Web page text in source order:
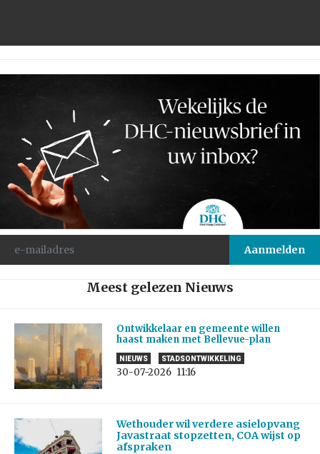
Meest gelezen Nieuws
Ontwikkelaar en gemeente willen
haast maken met Bellevue-plan
NIEUWS STADSONTWIKKELING
30-07-2026 11:16
Wethouder wil verdere asielopvang
Javastraat stopzetten, COA wijst op
afspraken